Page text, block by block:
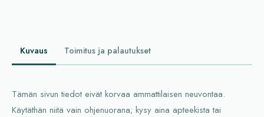
Kuvaus Toimitus ja palautukset
Tämän sivun tiedot eivät korvaa ammattilaisen neuvontaa.
Käytäthän niitä vain ohjenuorana; kysy aina apteekista tai